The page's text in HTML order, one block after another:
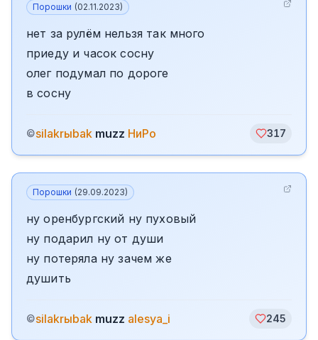
Порошки (02.11.2023)
нет за рулём нельзя так много
приеду и часок сосну
олег подумал по дороге
в сосну
©silakrыbak muzz НиРо 317
Порошки (29.09.2023)
ну оренбургский ну пуховый
ну подарил ну от души
ну потеряла ну зачем же
душить
©silakrыbak muzz alesya_i 245